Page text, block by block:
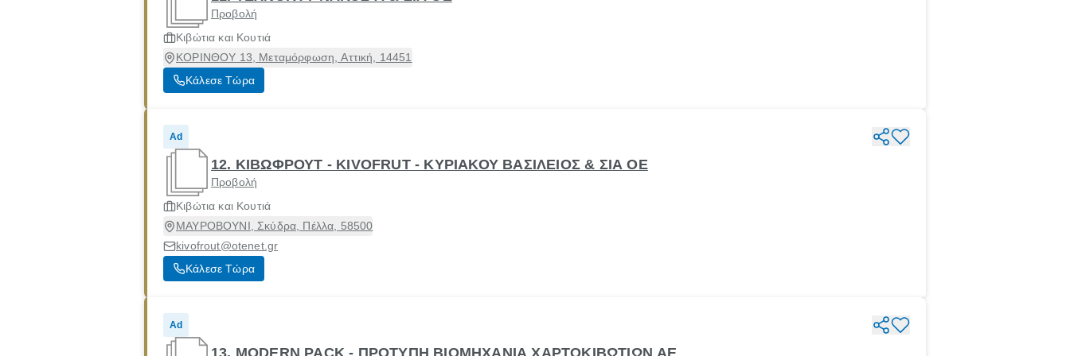
Προβολή
Κιβώτια και Κουτιά
ΚΟΡΙΝΘΟΥ 13, Μεταμόρφωση, Αττική, 14451
Κάλεσε Τώρα
Ad
12. ΚΙΒΩΦΡΟΥΤ - KIVOFRUT - ΚΥΡΙΑΚΟΥ ΒΑΣΙΛΕΙΟΣ & ΣΙΑ ΟΕ
Προβολή
Κιβώτια και Κουτιά
ΜΑΥΡΟΒΟΥΝΙ, Σκύδρα, Πέλλα, 58500
kivofrout@otenet.gr
Κάλεσε Τώρα
Ad
13. MODERN PACK - ΠΡΟΤΥΠΗ ΒΙΟΜΗΧΑΝΙΑ ΧΑΡΤΟΚΙΒΩΤΙΩΝ ΑΕ